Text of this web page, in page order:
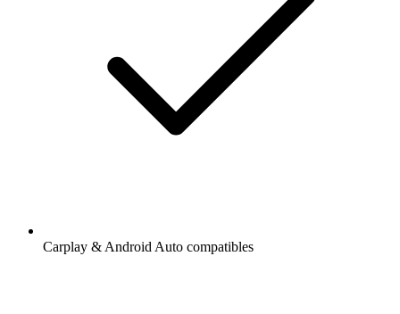
Carplay & Android Auto compatibles